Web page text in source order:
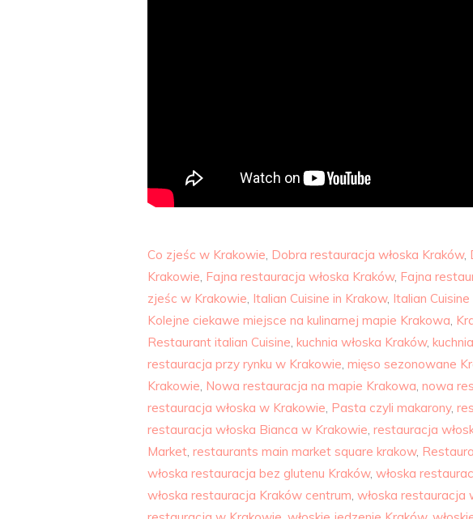
Co zjeśc w Krakowie, Dobra restauracja włoska Kraków,
Krakowie, Fajna restauracja włoska Kraków, Fajna
zjeśc w Krakowie, Italian Cuisine in Krakow, Italian
Kolejne ciekawe miejsce na kulinarnej mapie Krakowa,
Restaurant italian Cuisine, kuchnia włoska Kraków,
restauracja przy rynku w Krakowie, mięso sezonowane
Krakowie, Nowa restauracja na mapie Krakowa, nowa
restauracja włoska w Krakowie, Pasta czyli makarony,
restauracja włoska Bianca w Krakowie, restauracja
Market, restaurants main market square krakow,
włoska restauracja bez glutenu Kraków, włoska
włoska restauracja Kraków centrum, włoska restauracja